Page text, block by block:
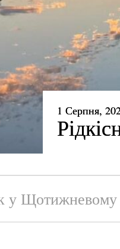
24 Липня,